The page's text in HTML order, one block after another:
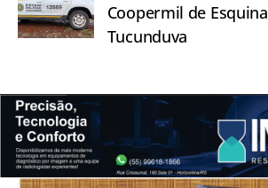
Coopermil de Esquina
Tucunduva